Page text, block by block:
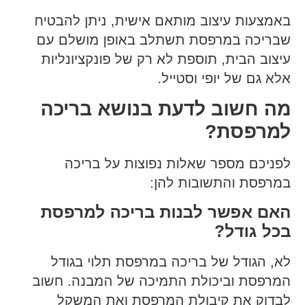
באמצעות עיצוב מותאם אישית, ניתן להבטיח
שבריכה במרפסת תשתלב באופן מושלם עם
עיצוב הבית, תוספת לא רק של פונקציונליות
אלא גם של יופי וסטייל.
מה חשוב לדעת בנושא בריכה
למרפסת?
לפניכם מספר שאלות נפוצות על בריכה
במרפסת והתשובות להן:
האם אפשר לבנות בריכה למרפסת
בכל גודל?
לא, הגודל של בריכה במרפסת תלוי בגודל
המרפסת וביכולת התמיכה של המבנה. חשוב
לבדוק את קיבולת המרפסת ואת המשקל